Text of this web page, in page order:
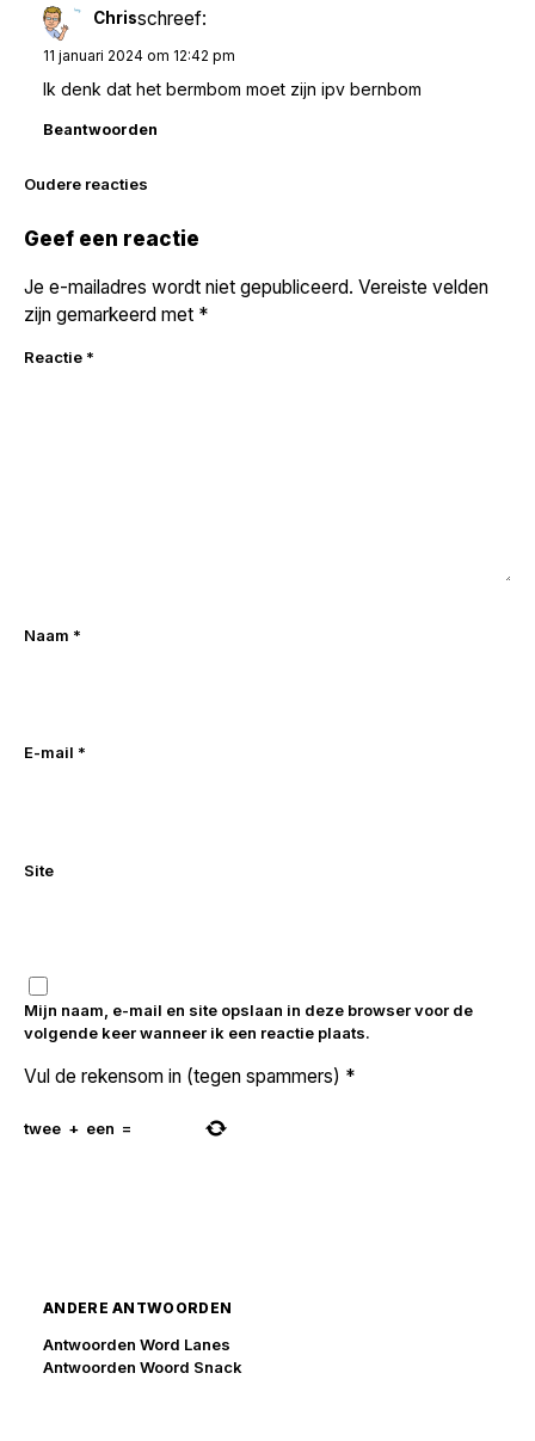
Chrisschreef:
11 januari 2024 om 12:42 pm
Ik denk dat het bermbom moet zijn ipv bernbom
Beantwoorden
Reacties
navigatie
Oudere reacties
Geef een reactie
Je e-mailadres wordt niet gepubliceerd. Vereiste velden
zijn gemarkeerd met *
Reactie *
Naam *
E-mail *
Site
Mijn naam, e-mail en site opslaan in deze browser voor de
volgende keer wanneer ik een reactie plaats.
Vul de rekensom in (tegen spammers) *
twee + een =
ANDERE ANTWOORDEN
Antwoorden Word Lanes
Antwoorden Woord Snack